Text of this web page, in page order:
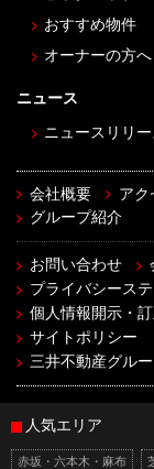
おすすめ物件
オーナーの方へ
ニュース
ニュースリリー
会社概要 アク
グループ紹介
お問い合わせ
プライバシース
個人情報開示・
サイトポリシー
三井不動産グル
人気エリア
赤坂・六本木・麻布